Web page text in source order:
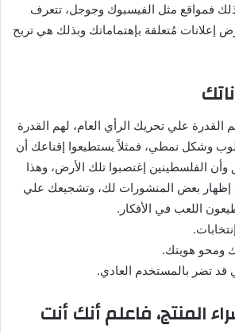
فمواقع مثل الفيسبوك وجوجل، تتعرف
إعلانات مُتعلقة بإهتماماتك وبذلك هي تربح
القدرة علي تحريك الرأي العام، لهم القدرة
وشكل نمطي، فمثلاً يستطيعوا إقناعك أن
الفلسطينين إغتصبوا تلك الأرض، وهذا
بعض المنشورات لك، وتشجيعك علي
اللعب في الأفكار.
ومحو هويتك.
قد تضر بالمستخدم العادي.
المنتج، فاعلم أنك أنت